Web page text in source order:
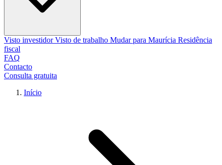
Visto investidorVisto de trabalho Mudar para Maurícia Residência
fiscal
FAQ
Contacto
Consulta gratuita
Início